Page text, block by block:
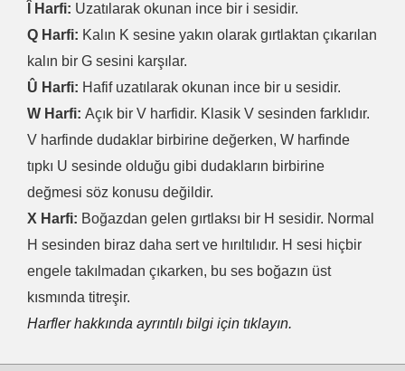
Î Harfi: Uzatılarak okunan ince bir i sesidir.
Q Harfi: Kalın K sesine yakın olarak gırtlaktan çıkarılan
kalın bir G sesini karşılar.
Û Harfi: Hafif uzatılarak okunan ince bir u sesidir.
W Harfi: Açık bir V harfidir. Klasik V sesinden farklıdır.
V harfinde dudaklar birbirine değerken, W harfinde
tıpkı U sesinde olduğu gibi dudakların birbirine
değmesi söz konusu değildir.
X Harfi: Boğazdan gelen gırtlaksı bir H sesidir. Normal
H sesinden biraz daha sert ve hırıltılıdır. H sesi hiçbir
engele takılmadan çıkarken, bu ses boğazın üst
kısmında titreşir.
Harfler hakkında ayrıntılı bilgi için tıklayın.